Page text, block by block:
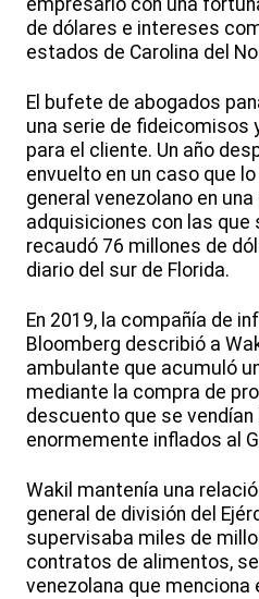
empresario con una
de dólares e intereses
estados de Carolina del
El bufete de abogados
una serie de fideicomisos
para el cliente. Un año
envuelto en un caso que
general venezolano en
adquisiciones con las
recaudó 76 millones de
diario del sur de Florida.
En 2019, la compañía de
Bloomberg describió a
ambulante que acumuló
mediante la compra de
descuento que se
enormemente inflados al
Wakil mantenía una
general de división del
supervisaba miles de
contratos de alimentos,
venezolana que menciona